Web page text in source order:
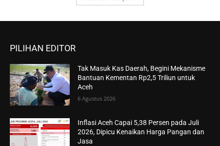
PILIHAN EDITOR
Tak Masuk Kas Daerah, Begini Mekanisme
Bantuan Kementan Rp2,5 Triliun untuk
Aceh
6 Agustus 2026
Inflasi Aceh Capai 5,38 Persen pada Juli
2026, Dipicu Kenaikan Harga Pangan dan
Jasa